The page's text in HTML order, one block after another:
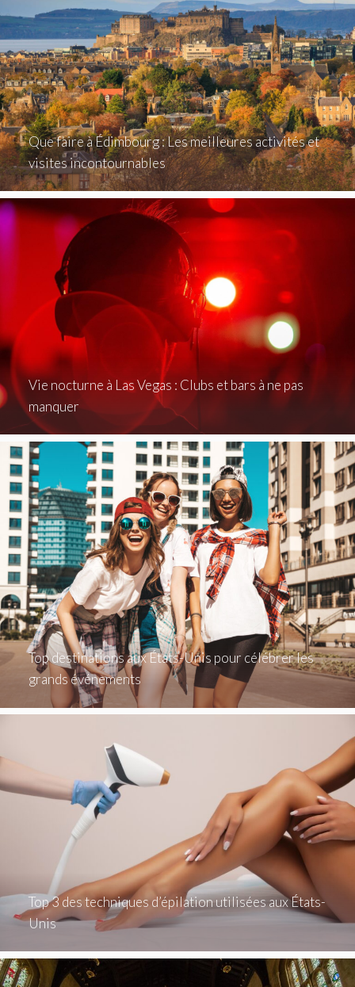
Que faire à Édimbourg : Les meilleures activités et
visites incontournables
Vie nocturne à Las Vegas : Clubs et bars à ne pas
manquer
Top destinations aux États-Unis pour célébrer les
grands événements
Top 3 des techniques d’épilation utilisées aux États-
Unis